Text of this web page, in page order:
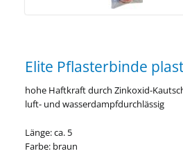
Elite Pflasterbinde plast
hohe Haftkraft durch Zinkoxid-
luft- und wasserdampfdurchlässig
Länge: ca. 5
Farbe: braun